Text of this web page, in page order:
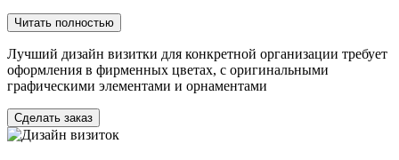
Читать полностью
Лучший дизайн визитки для конкретной организации требует
оформления в фирменных цветах, с оригинальными
графическими элементами и орнаментами
Сделать заказ